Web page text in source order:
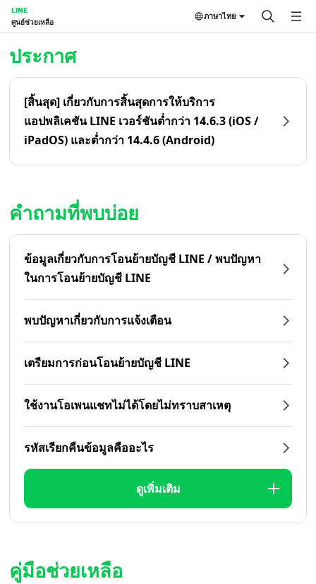
LINE
ศูนย์ช่วยเหลือ
ภาษาไทย
ประกาศ
[สิ้นสุด] เกี่ยวกับการสิ้นสุดการให้บริการ
แอปพลิเคชัน LINE เวอร์ชันต่ำกว่า 14.6.3 (iOS /
iPadOS) และต่ำกว่า 14.4.6 (Android)
คำถามที่พบบ่อย
ข้อมูลเกี่ยวกับการโอนย้ายบัญชี LINE / พบปัญหา
ในการโอนย้ายบัญชี LINE
พบปัญหาเกี่ยวกับการแจ้งเตือน
เตรียมการก่อนโอนย้ายบัญชี LINE
ใช้งานโอเพนแชทไม่ได้โดยไม่ทราบสาเหตุ
รหัสเรียกคืนข้อมูลคืออะไร
ดูเพิ่มเติม
คู่มือช่วยเหลือ